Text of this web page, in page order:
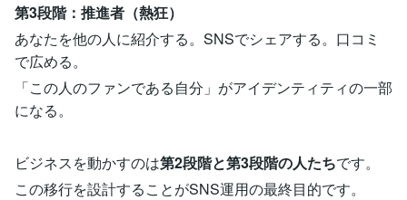
第3段階：推進者（熱狂）
あなたを他の人に紹介する。SNSでシェアする。口コミ
で広める。
「この人のファンである自分」がアイデンティティの一部
になる。
ビジネスを動かすのは第2段階と第3段階の人たちです。
この移行を設計することがSNS運用の最終目的です。